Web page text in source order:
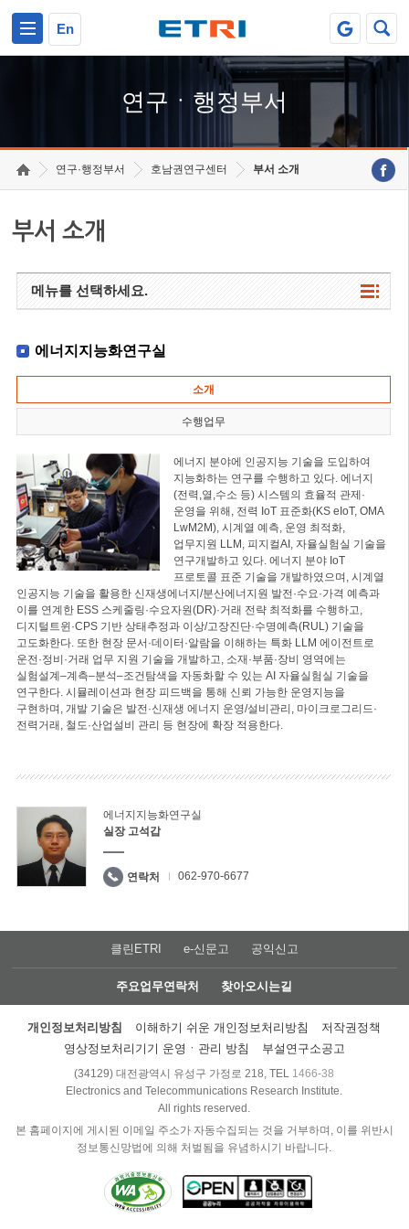
En
연구ㆍ행정부서
연구·행정부서 호남권연구센터 부서 소개
부서 소개
메뉴를 선택하세요.
에너지지능화연구실
소개
수행업무
에너지 분야에 인공지능 기술을 도입하여
지능화하는 연구를 수행하고 있다. 에너지
(전력,열,수소 등) 시스템의 효율적 관제·
운영을 위해, 전력 IoT 표준화(KS eIoT, OMA
LwM2M), 시계열 예측, 운영 최적화,
업무지원 LLM, 피지컬AI, 자율실험실 기술을
연구개발하고 있다. 에너지 분야 IoT
프로토콜 표준 기술을 개발하였으며, 시계열
인공지능 기술을 활용한 신재생에너지/분산에너지원 발전·수요·가격 예측과
이를 연계한 ESS 스케줄링·수요자원(DR)·거래 전략 최적화를 수행하고,
디지털트윈·CPS 기반 상태추정과 이상/고장진단·수명예측(RUL) 기술을
고도화한다. 또한 현장 문서·데이터·알람을 이해하는 특화 LLM 에이전트로
운전·정비·거래 업무 지원 기술을 개발하고, 소재·부품·장비 영역에는
실험설계–계측–분석–조건탐색을 자동화할 수 있는 AI 자율실험실 기술을
연구한다. 시뮬레이션과 현장 피드백을 통해 신뢰 가능한 운영지능을
구현하며, 개발 기술은 발전·신재생 에너지 운영/설비관리, 마이크로그리드·
전력거래, 철도·산업설비 관리 등 현장에 확장 적용한다.
에너지지능화연구실
실장 고석갑
연락처 062-970-6677
클린ETRI e-신문고 공익신고
주요업무연락처 찾아오시는길
개인정보처리방침 이해하기 쉬운 개인정보처리방침
저작권정책
영상정보처리기기 운영ㆍ관리 방침
부설연구소공고
(34129) 대전광역시 유성구 가정로 218, TEL 1466-38
Electronics and Telecommunications Research Institute.
All rights reserved.
본 홈페이지에 게시된 이메일 주소가 자동수집되는 것을 거부하며, 이를 위반시
정보통신망법에 의해 처벌됨을 유념하시기 바랍니다.